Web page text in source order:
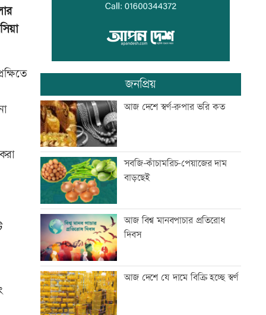
অতিরিক্ত পুলিশ মোতায়েন
আজ থেকে জুলাই স্মৃতি জাদুঘর
সবার জন্য উন্মুক্ত
জনপ্রিয়
আজ দেশে স্বর্ণ-রুপার ভরি কত
সবজি-কাঁচামরিচ-পেয়াজের দাম
বাড়ছেই
আজ বিশ্ব মানবপাচার প্রতিরোধ
দিবস
আজ দেশে যে দামে বিক্রি হচ্ছে স্বর্ণ